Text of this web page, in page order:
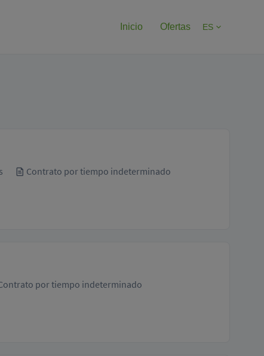
Inicio Ofertas ES
Contrato por tiempo indeterminado
por tiempo indeterminado